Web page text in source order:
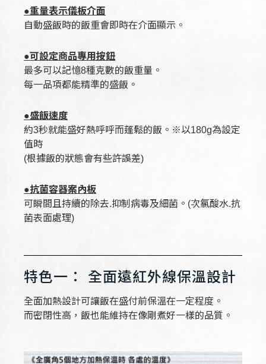
●重量表示儀板介面
自動盛飯時的飯重會即時在介面顯示。
●可設定商品專用按鈕
最多可以記憶8種克數的飯重量。
每一品項都能精準的盛飯。
●盛飯速度
約3秒就能盛好熱呼呼而蓬鬆的飯。※以180g為設定
值時
(根據飯的狀態會有些許誤差)
●抗菌容器案內板
可瞬間且持續的除去.抑制病毒及細菌。(次氯酸水.抗
菌表面處理)
特色一： 全面遠紅外線保溫設計
全面加熱設計可讓飯在盛付前保溫在一定程度。
而密閉性高，飯也能維持在像剛煮好一樣的品質。